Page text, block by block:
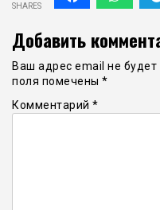
SHARES
Добавить
Ваш адрес email не будет
поля помечены *
Комментарий *